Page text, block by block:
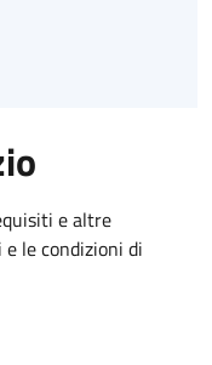
e altre
le condizioni di